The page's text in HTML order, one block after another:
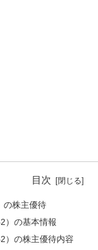
目次
の株主優待
）の基本情報
）の株主優待内容